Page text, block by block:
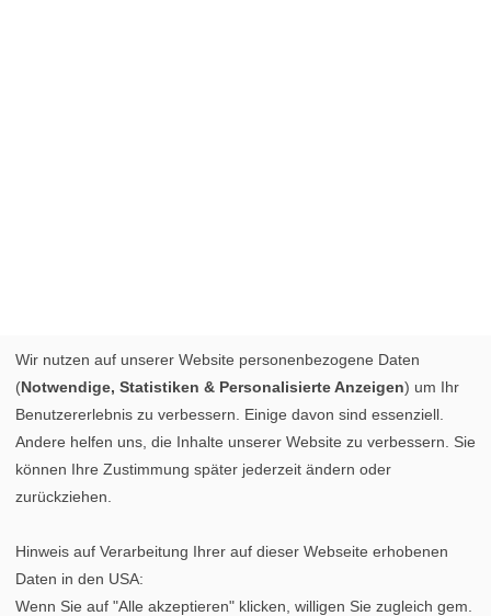
Wir nutzen auf unserer Website personenbezogene Daten
(Notwendige, Statistiken & Personalisierte Anzeigen) um Ihr
Benutzererlebnis zu verbessern. Einige davon sind essenziell.
Andere helfen uns, die Inhalte unserer Website zu verbessern. Sie
können Ihre Zustimmung später jederzeit ändern oder
zurückziehen.
Hinweis auf Verarbeitung Ihrer auf dieser Webseite erhobenen
Daten in den USA:
Wenn Sie auf "Alle akzeptieren" klicken, willigen Sie zugleich gem.